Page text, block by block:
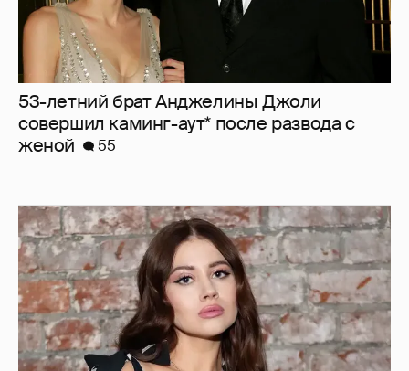
53-летний брат Анджелины Джоли
совершил каминг-аут* после развода с
женой
55